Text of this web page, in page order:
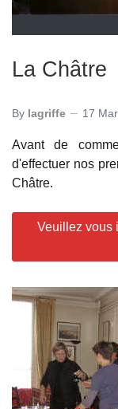
La Châtre
By lagriffe 17
Avant de
d'effectuer nos
Châtre.
Veuillez vous